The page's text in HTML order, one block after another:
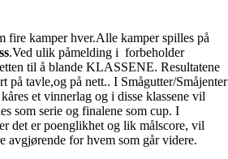
fire kamper hver.Alle kamper spilles på
.Ved ulik påmelding i forbeholder
til å blande KLASSENE. Resultatene
på tavle,og på nett.. I Smågutter/Småjenter
et vinnerlag og i disse klassene vil
som serie og finalene som cup. I
det er poenglikhet og lik målscore, vil
avgjørende for hvem som går videre.